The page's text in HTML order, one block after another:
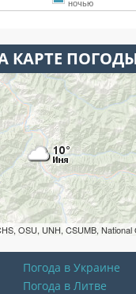
ночью
КАРТЕ
OSU, UNH, CSUMB, National
Погода в Украине
Погода в Литве